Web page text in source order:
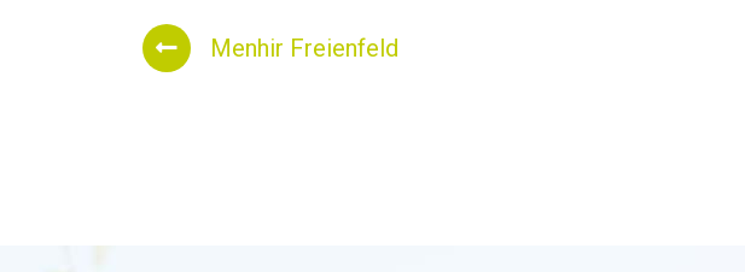
Menhir Freienfeld